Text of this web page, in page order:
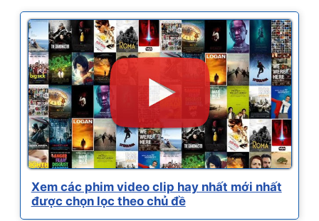
Xem các phim video clip hay nhất mới nhất
được chọn lọc theo chủ đề